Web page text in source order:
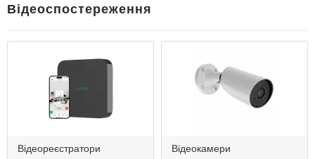
Відеоспостереження
Відеореєстратори Відеокамери